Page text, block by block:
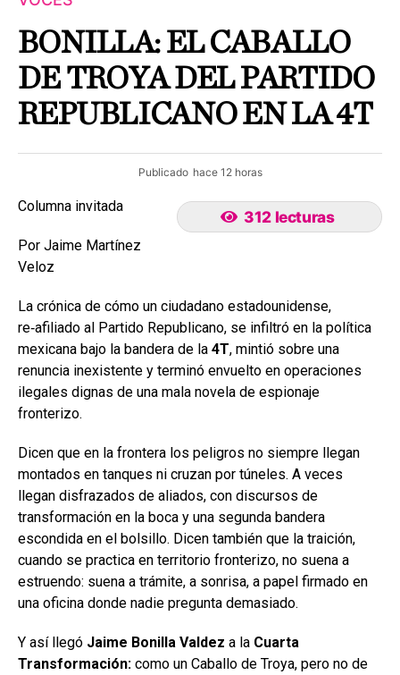
BONILLA: EL CABALLO
DE TROYA DEL PARTIDO
REPUBLICANO EN LA 4T
Publicado hace 12 horas
312 lecturas
Columna invitada
Por Jaime Martínez
Veloz
La crónica de cómo un ciudadano estadounidense,
re‑afiliado al Partido Republicano, se infiltró en la política
mexicana bajo la bandera de la 4T, mintió sobre una
renuncia inexistente y terminó envuelto en operaciones
ilegales dignas de una mala novela de espionaje
fronterizo.
Dicen que en la frontera los peligros no siempre llegan
montados en tanques ni cruzan por túneles. A veces
llegan disfrazados de aliados, con discursos de
transformación en la boca y una segunda bandera
escondida en el bolsillo. Dicen también que la traición,
cuando se practica en territorio fronterizo, no suena a
estruendo: suena a trámite, a sonrisa, a papel firmado en
una oficina donde nadie pregunta demasiado.
Y así llegó Jaime Bonilla Valdez a la Cuarta
Transformación: como un Caballo de Troya, pero no de